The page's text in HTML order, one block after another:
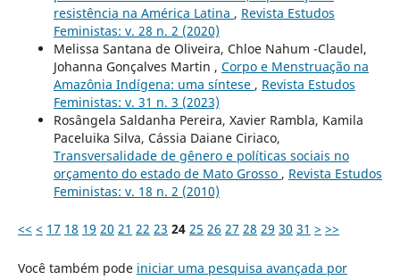
resistência na América Latina , Revista Estudos
Feministas: v. 28 n. 2 (2020)
Melissa Santana de Oliveira, Chloe Nahum -Claudel,
Johanna Gonçalves Martin , Corpo e Menstruação na
Amazônia Indígena: uma síntese , Revista Estudos
Feministas: v. 31 n. 3 (2023)
Rosângela Saldanha Pereira, Xavier Rambla, Kamila
Paceluika Silva, Cássia Daiane Ciriaco,
Transversalidade de gênero e políticas sociais no
orçamento do estado de Mato Grosso , Revista Estudos
Feministas: v. 18 n. 2 (2010)
<< < 17 18 19 20 21 22 23 24 25 26 27 28 29 30 31 > >>
Você também pode iniciar uma pesquisa avançada por